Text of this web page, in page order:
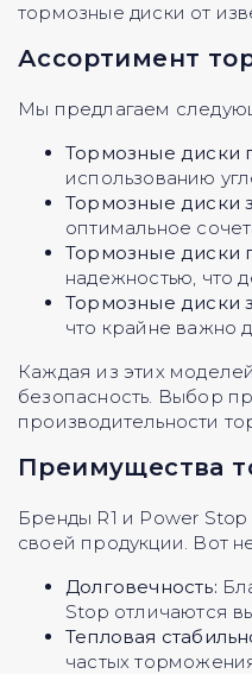
тормозные диски от
Ассортимент
Мы предлагаем
Тормозные диски
использованию
Тормозные диски
оптимальное
Тормозные диски
надежностью, что
Тормозные диски
что крайне важно
Каждая из этих
безопасность. Выбор
производительности
Преимущества
Бренды R1 и Power
своей продукции. Вот
Долговечность:
Stop отличаются
Тепловая
частых